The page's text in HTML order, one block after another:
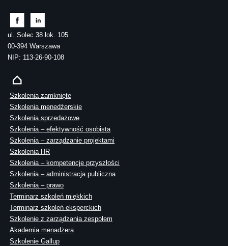
ul. Solec 38 lok. 105
00-394 Warszawa
NIP: 113-26-90-108
Szkolenia zamknięte
Szkolenia menedżerskie
Szkolenia sprzedażowe
Szkolenia – efektywność osobista
Szkolenia – zarządzanie projektami
Szkolenia HR
Szkolenia – kompetencje przyszłości
Szkolenia – administracja publiczna
Szkolenia – prawo
Terminarz szkoleń miękkich
Terminarz szkoleń eksperckich
Szkolenie z zarządzania zespołem
Akademia menadżera
Szkolenie Gallup